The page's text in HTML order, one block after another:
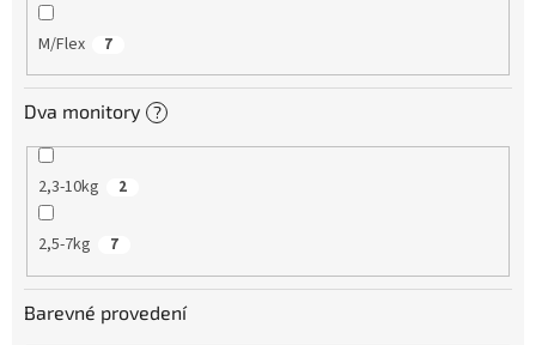
M/Flex 7
Dva monitory ?
2,3-10kg 2
2,5-7kg 7
Barevné provedení